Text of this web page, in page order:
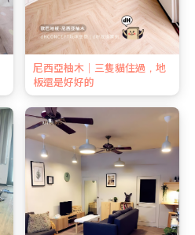
尼西亞柚木｜三隻貓住過，地
板還是好好的